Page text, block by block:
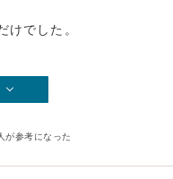
けでした。
が参考になった